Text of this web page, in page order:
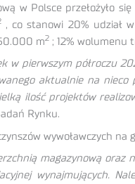
w Polsce przełożyło
, co stanowi 20% udział
m2 ; 12% wolumenu
w pierwszym półroczu
aktualnie na
ilość projektów
Rynku.
wywoławczych na
magazynową
wynajmujących.